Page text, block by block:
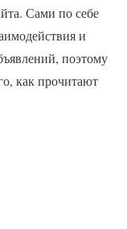
Сами по себе
и
поэтому
как прочитают